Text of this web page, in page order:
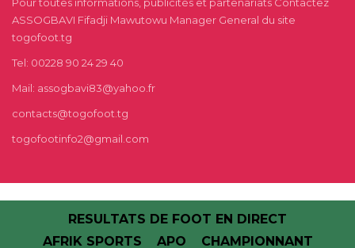
Pour toutes informations, publicités et partenariats Contactez
ASSOGBAVI Fifadji Mawutowu Manager General du site
togofoot.tg
Tel: 00228 90 24 29 40
Mail: assogbavi83@yahoo.fr
contacts@togofoot.tg
togofootinfo2@gmail.com
RESULTATS DE FOOT EN DIRECT
AFRIK SPORTS
APO CHAMPIONNANT